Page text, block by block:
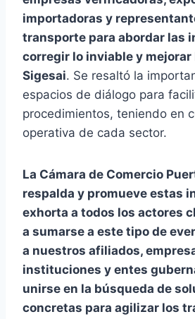
importadoras y
transporte para abordar las
corregir lo inviable y
Sigesai. Se resaltó la
espacios de diálogo para
procedimientos, teniendo en
operativa de cada sector.
La Cámara de Comercio
respalda y promueve estas
exhorta a todos los actores
a sumarse a este tipo de
a nuestros afiliados,
instituciones y entes
unirse en la búsqueda de
concretas para agilizar los